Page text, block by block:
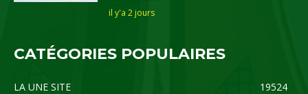
il y'a 2 jours
CATÉGORIES POPULAIRES
LA UNE SITE
19524